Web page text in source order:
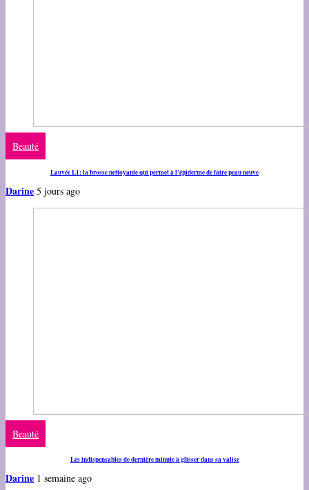
Beauté
Lauvée L1: la brosse nettoyante qui permet à l’épiderme de faire peau neuve
Darine 5 jours ago
Beauté
Les indispensables de dernière minute à glisser dans sa valise
Darine 1 semaine ago